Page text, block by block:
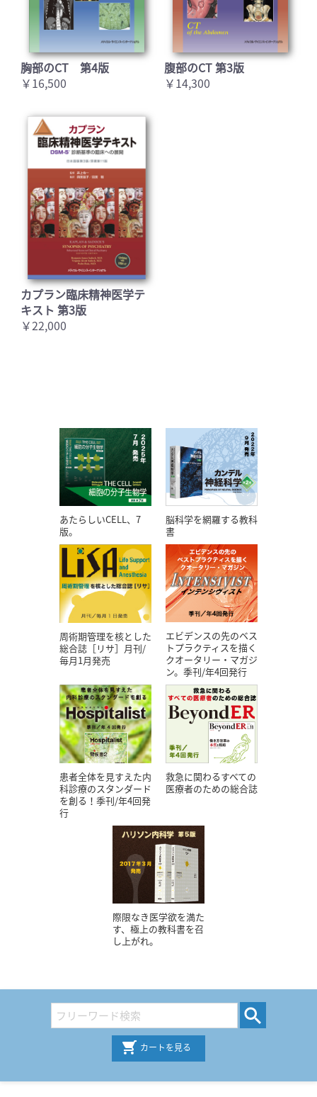
胸部のCT 第4版
￥16,500
腹部のCT 第3版
￥14,300
カプラン臨床精神医学テ
キスト 第3版
￥22,000
あたらしいCELL、7
版。
脳科学を網羅する教科
書
周術期管理を核とした
総合誌［リサ］月刊/
毎月1月発売
エビデンスの先のベス
トプラクティスを描く
クオータリー・マガジ
ン。季刊/年4回発行
患者全体を見すえた内
科診療のスタンダード
を創る！季刊/年4回発
行
救急に関わるすべての
医療者のための総合誌
際限なき医学欲を満た
す、極上の教科書を召
し上がれ。
カートを見る